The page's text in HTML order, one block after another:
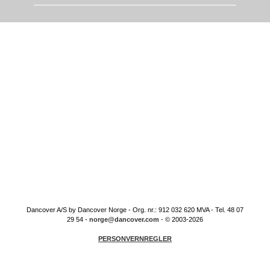
Dancover A/S by Dancover Norge - Org. nr.: 912 032 620 MVA - Tel. 48 07
29 54 - norge@dancover.com - © 2003-2026
PERSONVERNREGLER